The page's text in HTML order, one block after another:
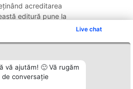
Live chat
vă ajutăm! 🙂 Vă rugăm
conversație
acreditarea
editură pune la
variate, ...
Plebiscyt